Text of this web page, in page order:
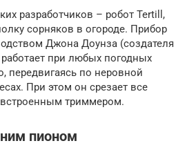
разработчиков – робот Tertill,
сорняков в огороде. Прибор
Джона Доунза (создателя
при любых погодных
передвигаясь по неровной
При этом он срезает все
триммером.
пионом